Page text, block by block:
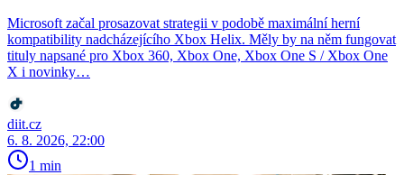
Microsoft začal prosazovat strategii v podobě maximální herní
kompatibility nadcházejícího Xbox Helix. Měly by na něm fungovat
tituly napsané pro Xbox 360, Xbox One, Xbox One S / Xbox One
X i novinky…
diit.cz
6. 8. 2026, 22:00
1 min